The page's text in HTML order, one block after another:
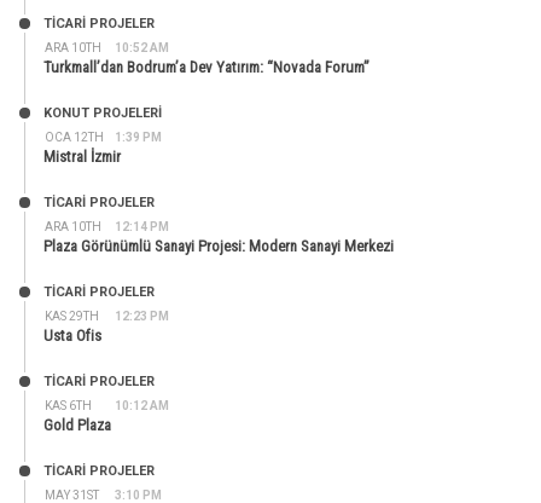
ARA 10TH 10:52 AM
TİCARİ PROJELER
Turkmall’dan Bodrum’a Dev Yatırım: “Novada Forum”
OCA 12TH 1:39 PM
KONUT PROJELERI
Mistral İzmir
ARA 10TH 12:14 PM
TİCARİ PROJELER
Plaza Görünümlü Sanayi Projesi: Modern Sanayi Merkezi
KAS 29TH 12:23 PM
TİCARİ PROJELER
Usta Ofis
KAS 6TH 10:12 AM
TİCARİ PROJELER
Gold Plaza
MAY 31ST 3:10 PM
TİCARİ PROJELER